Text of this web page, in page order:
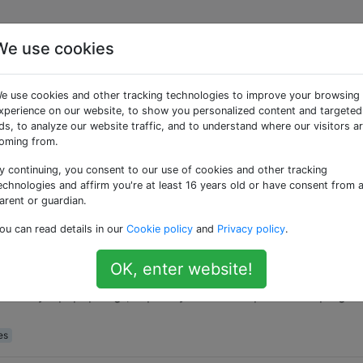
«api»
come alcuni componenti software dovrebbero
unità disco fisso o schede video, è possibile utilizzare
utente grafica. In pratica, molto spesso un'API è una
in WordPress
API personalizzato in WordPress e devo reindirizzare le
radice di WordPress su una pagina effettiva fornita
richieste a una pagina vengono effettivamente instradate
my-api.php=&gt;http://mysite.com/wp-content/
use cookies
use cookies and other tracking technologies to improve your browsing
on our website, to show you personalized content and targeted
to analyze our website traffic, and to understand where our visitors
from.
continuing, you consent to our use of cookies and other tracking
and affirm you're at least 16 years old or have consent from a
or guardian.
can read details in our Cookie policy and Privacy policy.
OK, enter website!